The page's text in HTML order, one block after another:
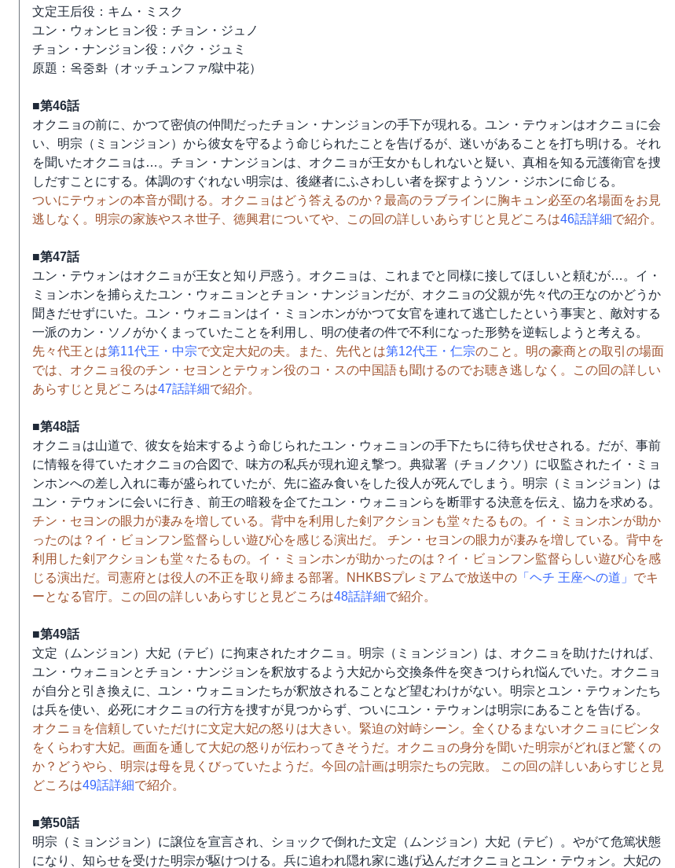
文定王后役：キム・ミスク
ユン・ウォンヒョン役：チョン・ジュノ
チョン・ナンジョン役：パク・ジュミ
原題：옥중화（オッチュンファ/獄中花）
■第46話
オクニョの前に、かつて密偵の仲間だったチョン・ナンジョンの手下が現れる。ユン・テウォンはオクニョに会
い、明宗（ミョンジョン）から彼女を守るよう命じられたことを告げるが、迷いがあることを打ち明ける。それ
を聞いたオクニョは…。チョン・ナンジョンは、オクニョが王女かもしれないと疑い、真相を知る元護衛官を捜
しだすことにする。体調のすぐれない明宗は、後継者にふさわしい者を探すようソン・ジホンに命じる。
ついにテウォンの本音が聞ける。オクニョはどう答えるのか？最高のラブラインに胸キュン必至の名場面をお見
逃しなく。明宗の家族やスネ世子、徳興君についてや、この回の詳しいあらすじと見どころは46話詳細で紹介。
■第47話
ユン・テウォンはオクニョが王女と知り戸惑う。オクニョは、これまでと同様に接してほしいと頼むが…。イ・
ミョンホンを捕らえたユン・ウォニョンとチョン・ナンジョンだが、オクニョの父親が先々代の王なのかどうか
聞きだせずにいた。ユン・ウォニョンはイ・ミョンホンがかつて女官を連れて逃亡したという事実と、敵対する
一派のカン・ソノがかくまっていたことを利用し、明の使者の件で不利になった形勢を逆転しようと考える。
先々代王とは第11代王・中宗で文定大妃の夫。また、先代とは第12代王・仁宗のこと。明の豪商との取引の場面
では、オクニョ役のチン・セヨンとテウォン役のコ・スの中国語も聞けるのでお聴き逃しなく。この回の詳しい
あらすじと見どころは47話詳細で紹介。
■第48話
オクニョは山道で、彼女を始末するよう命じられたユン・ウォニョンの手下たちに待ち伏せされる。だが、事前
に情報を得ていたオクニョの合図で、味方の私兵が現れ迎え撃つ。典獄署（チョノクソ）に収監されたイ・ミョ
ンホンへの差し入れに毒が盛られていたが、先に盗み食いをした役人が死んでしまう。明宗（ミョンジョン）は
ユン・テウォンに会いに行き、前王の暗殺を企てたユン・ウォニョンらを断罪する決意を伝え、協力を求める。
チン・セヨンの眼力が凄みを増している。背中を利用した剣アクションも堂々たるもの。イ・ミョンホンが助か
ったのは？イ・ビョンフン監督らしい遊び心を感じる演出だ。 チン・セヨンの眼力が凄みを増している。背中を
利用した剣アクションも堂々たるもの。イ・ミョンホンが助かったのは？イ・ビョンフン監督らしい遊び心を感
じる演出だ。司憲府とは役人の不正を取り締まる部署。NHKBSプレミアムで放送中の 「ヘチ 王座への道」 でキ
ーとなる官庁。この回の詳しいあらすじと見どころは48話詳細で紹介。
■第49話
文定（ムンジョン）大妃（テビ）に拘束されたオクニョ。明宗（ミョンジョン）は、オクニョを助けたければ、
ユン・ウォニョンとチョン・ナンジョンを釈放するよう大妃から交換条件を突きつけられ悩んでいた。オクニョ
が自分と引き換えに、ユン・ウォニョンたちが釈放されることなど望むわけがない。明宗とユン・テウォンたち
は兵を使い、必死にオクニョの行方を捜すが見つからず、ついにユン・テウォンは明宗にあることを告げる。
オクニョを信頼していただけに文定大妃の怒りは大きい。緊迫の対峙シーン。全くひるまないオクニョにビンタ
をくらわす大妃。画面を通して大妃の怒りが伝わってきそうだ。オクニョの身分を聞いた明宗がどれほど驚くの
か？どうやら、明宗は母を見くびっていたようだ。今回の計画は明宗たちの完敗。 この回の詳しいあらすじと見
どころは49話詳細で紹介。
■第50話
明宗（ミョンジョン）に譲位を宣言され、ショックで倒れた文定（ムンジョン）大妃（テビ）。やがて危篤状態
になり、知らせを受けた明宗が駆けつける。兵に追われ隠れ家に逃げ込んだオクニョとユン・テウォン。大妃の